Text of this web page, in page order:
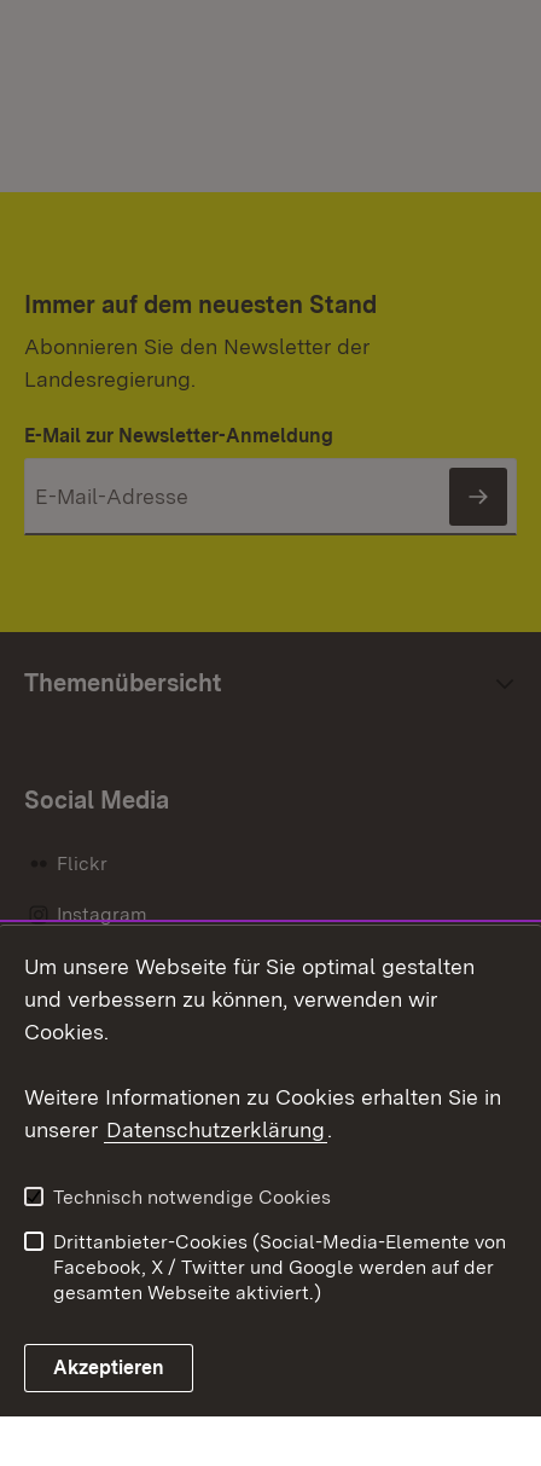
Immer auf dem neuesten Stand
Abonnieren Sie den Newsletter der
Landesregierung.
E-Mail zur Newsletter-Anmeldung
Themenübersicht
Social Media
Flickr
Instagram
Social Wall
Link zum Landesportal
Barrierefreiheit
Benutzungshinweise
Impressum
Cookies
Um unsere Webseite für Sie optimal gestalten
und verbessern zu können, verwenden wir
Cookies.
Weitere Informationen zu Cookies erhalten Sie in
unserer Datenschutzerklärung.
Technisch notwendige Cookies
Drittanbieter-Cookies (Social-Media-Elemente von
Facebook, X / Twitter und Google werden auf der
gesamten Webseite aktiviert.)
Akzeptieren